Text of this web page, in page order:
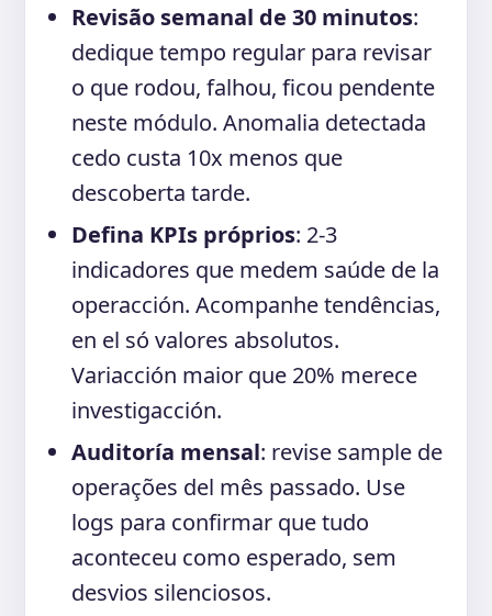
Revisão semanal de 30 minutos:
dedique tempo regular para revisar
o que rodou, falhou, ficou pendente
neste módulo. Anomalia detectada
cedo custa 10x menos que
descoberta tarde.
Defina KPIs próprios: 2-3
indicadores que medem saúde de la
operacción. Acompanhe tendências,
en el só valores absolutos.
Variacción maior que 20% merece
investigacción.
Auditoría mensal: revise sample de
operações del mês passado. Use
logs para confirmar que tudo
aconteceu como esperado, sem
desvios silenciosos.